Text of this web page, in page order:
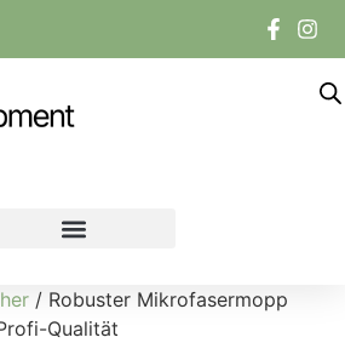
/ Robuster Mikrofasermopp
Qualität